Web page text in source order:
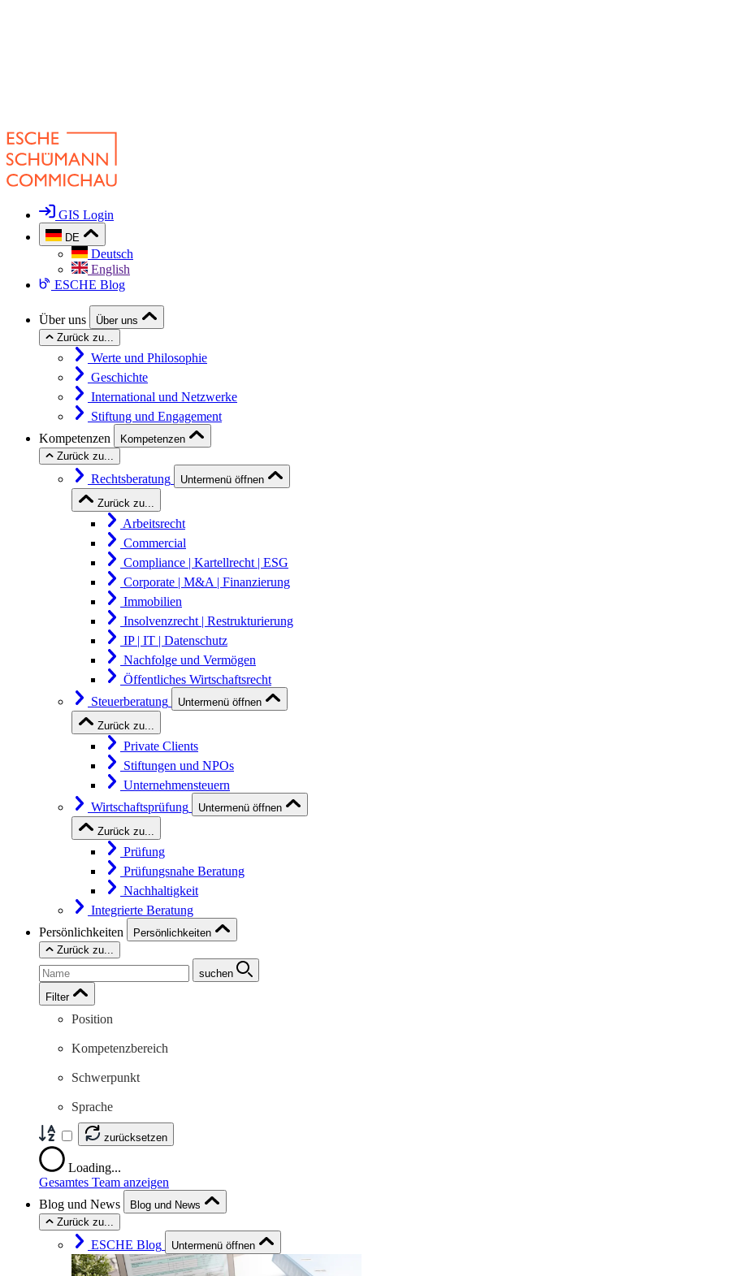
GIS Login
DE
Deutsch
English
ESCHE Blog
Über uns
Über uns
Zurück zu...
Werte und Philosophie
Geschichte
International und Netzwerke
Stiftung und Engagement
Kompetenzen
Kompetenzen
Zurück zu...
Rechtsberatung
Untermenü öffnen
Zurück zu...
Arbeitsrecht
Commercial
Compliance | Kartellrecht | ESG
Corporate | M&A | Finanzierung
Immobilien
Insolvenzrecht | Restrukturierung
IP | IT | Datenschutz
Nachfolge und Vermögen
Öffentliches Wirtschaftsrecht
Steuerberatung
Untermenü öffnen
Zurück zu...
Private Clients
Stiftungen und NPOs
Unternehmensteuern
Wirtschaftsprüfung
Untermenü öffnen
Zurück zu...
Prüfung
Prüfungsnahe Beratung
Nachhaltigkeit
Integrierte Beratung
Persönlichkeiten
Persönlichkeiten
Zurück zu...
suchen
Filter
Position
Kompetenzbereich
Schwerpunkt
Sprache
zurücksetzen
Loading...
Gesamtes Team anzeigen
Blog und News
Blog und News
Zurück zu...
ESCHE Blog Untermenü öffnen